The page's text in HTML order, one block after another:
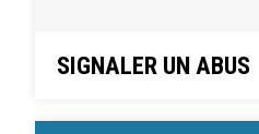
SIGNALER UN ABUS